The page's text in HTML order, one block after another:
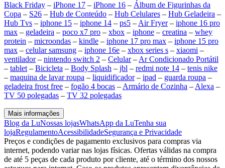
Black Friday – iPhone 17 – iPhone 16 – Álbum de Figurinhas da
Copa – S26 – Hub de Conteúdo – Hub Celulares – Hub Geladeira –
Hub Tvs – iphone 15 – iphone 14 – ps5 – Air Fryer– iphone 16 pro
max – geladeira – poco x7 pro – xbox – iphone – creatina – whey
protein – microondas – kindle – iphone 17 pro max – iphone 15 pro
max – celular samsung – iphone 16e – xbox series s – xiaomi –
ventilador– nintendo switch 2 – Celular– Ar Condicionado Portátil
– tablet – Bicicleta – Body Splash – jbl – redmi note 14 – tenis nike
– maquina de lavar roupa – liquidificador– ipad – guarda roupa –
geladeira frost free – fogão 4 bocas – Armário de Cozinha – Alexa –
TV 50 polegadas – TV 32 polegadas
Mais informações
Blog da LuNossas lojasWhatsApp da LuTenha sua
lojaRegulamentoAcessibilidadeSegurança e Privacidade
Preços e condições de pagamento exclusivos para compras via
internet, podendo variar nas lojas físicas. Ofertas válidas na compra
de até 5 peças de cada produto por cliente, até o término dos nossos